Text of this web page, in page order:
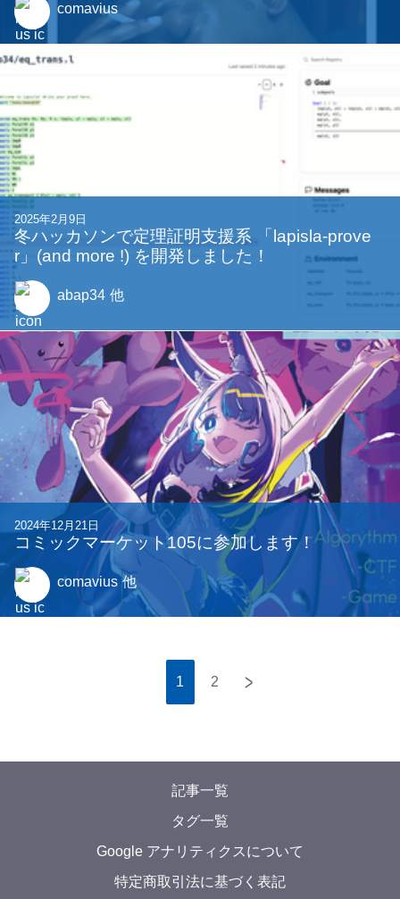
comavius
2025年2月9日
冬ハッカソンで定理証明支援系 「lapisla-prove
r」(and more !) を開発しました！
abap34 他
2024年12月21日
コミックマーケット105に参加します！
comavius 他
1 2 >
記事一覧
タグ一覧
Google アナリティクスについて
特定商取引法に基づく表記